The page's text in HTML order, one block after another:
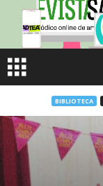
BIBLIOTECA